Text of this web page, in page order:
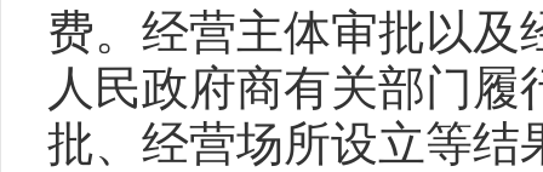
费。经营主体审批以及
人民政府商有关部门
批、经营场所设立等结